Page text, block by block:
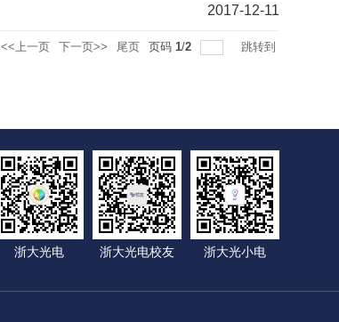
2017-12-11
<<上一页 下一页>> 尾页 页码 1/2 跳转到
浙大光电
浙大光电校友 浙大光小电